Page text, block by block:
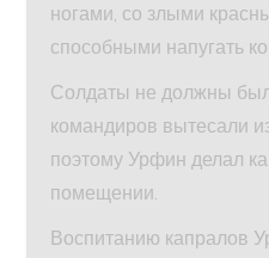
ногами, со злыми
способными напугать
Солдаты не должны
командиров вытесали
поэтому Урфин делал
помещении.
Воспитанию капралов